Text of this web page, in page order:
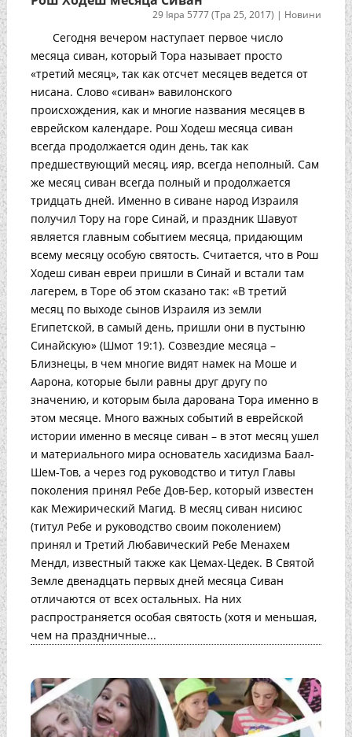
29 Іяра 5777 (Тра 25, 2017) | Новини
Сегодня вечером наступает первое число
месяца сиван, который Тора называет просто
«третий месяц», так как отсчет месяцев ведется от
нисана. Слово «сиван» вавилонского
происхождения, как и многие названия месяцев в
еврейском календаре. Рош Ходеш месяца сиван
всегда продолжается один день, так как
предшествующий месяц, ияр, всегда неполный. Сам
же месяц сиван всегда полный и продолжается
тридцать дней. Именно в сиване народ Израиля
получил Тору на горе Синай, и праздник Шавуот
является главным событием месяца, придающим
всему месяцу особую святость. Считается, что в Рош
Ходеш сиван евреи пришли в Синай и встали там
лагерем, в Торе об этом сказано так: «В третий
месяц по выходе сынов Израиля из земли
Египетской, в самый день, пришли они в пустыню
Синайскую» (Шмот 19:1). Созвездие месяца –
Близнецы, в чем многие видят намек на Моше и
Аарона, которые были равны друг другу по
значению, и которым была дарована Тора именно в
этом месяце. Много важных событий в еврейской
истории именно в месяце сиван – в этот месяц ушел
и материального мира основатель хасидизма Баал-
Шем-Тов, а через год руководство и титул Главы
поколения принял Ребе Дов-Бер, который известен
как Межирический Магид. В месяц сиван нисиюс
(титул Ребе и руководство своим поколением)
принял и Третий Любавический Ребе Менахем
Мендл, известный также как Цемах-Цедек. В Святой
Земле двенадцать первых дней месяца Сиван
отличаются от всех остальных. На них
распространяется особая святость (хотя и меньшая,
чем на праздничные...